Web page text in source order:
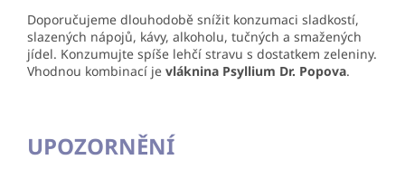
Doporučujeme dlouhodobě snížit konzumaci sladkostí,
slazených nápojů, kávy, alkoholu, tučných a smažených
jídel. Konzumujte spíše lehčí stravu s dostatkem zeleniny.
Vhodnou kombinací je vláknina Psyllium Dr. Popova.
UPOZORNĚNÍ